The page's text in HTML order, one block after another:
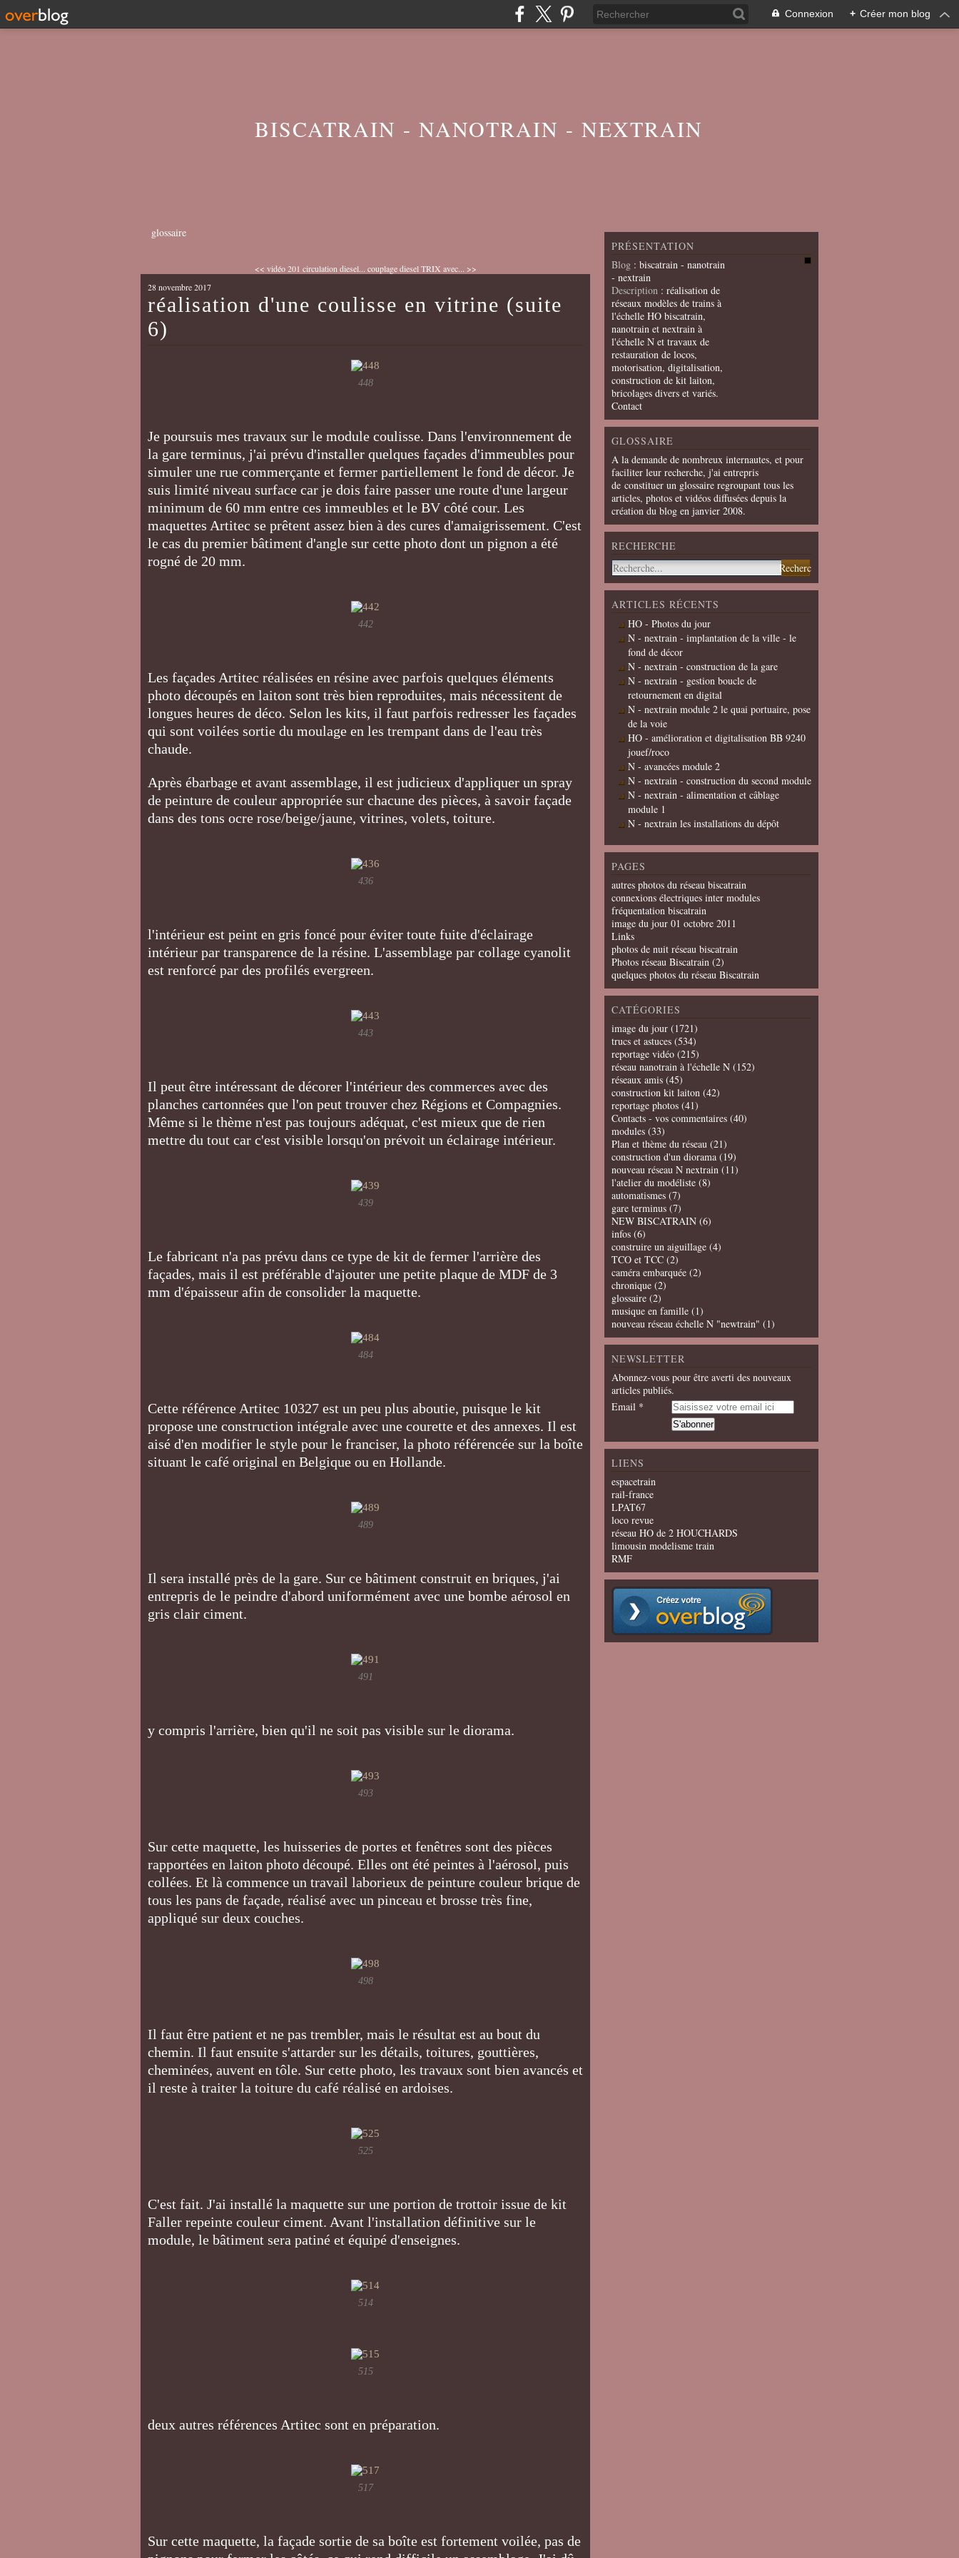
Connexion + Créer mon blog
BISCATRAIN - NANOTRAIN - NEXTRAIN
glossaire
<< vidéo 201 circulation diesel... couplage diesel TRIX avec... >>
28 novembre 2017
réalisation d'une coulisse en vitrine (suite
6)
448
Je poursuis mes travaux sur le module coulisse. Dans l'environnement de
la gare terminus, j'ai prévu d'installer quelques façades d'immeubles pour
simuler une rue commerçante et fermer partiellement le fond de décor. Je
suis limité niveau surface car je dois faire passer une route d'une largeur
minimum de 60 mm entre ces immeubles et le BV côté cour. Les
maquettes Artitec se prêtent assez bien à des cures d'amaigrissement. C'est
le cas du premier bâtiment d'angle sur cette photo dont un pignon a été
rogné de 20 mm.
442
Les façades Artitec réalisées en résine avec parfois quelques éléments
photo découpés en laiton sont très bien reproduites, mais nécessitent de
longues heures de déco. Selon les kits, il faut parfois redresser les façades
qui sont voilées sortie du moulage en les trempant dans de l'eau très
chaude.
Après ébarbage et avant assemblage, il est judicieux d'appliquer un spray
de peinture de couleur appropriée sur chacune des pièces, à savoir façade
dans des tons ocre rose/beige/jaune, vitrines, volets, toiture.
436
l'intérieur est peint en gris foncé pour éviter toute fuite d'éclairage
intérieur par transparence de la résine. L'assemblage par collage cyanolit
est renforcé par des profilés evergreen.
443
Il peut être intéressant de décorer l'intérieur des commerces avec des
planches cartonnées que l'on peut trouver chez Régions et Compagnies.
Même si le thème n'est pas toujours adéquat, c'est mieux que de rien
mettre du tout car c'est visible lorsqu'on prévoit un éclairage intérieur.
439
Le fabricant n'a pas prévu dans ce type de kit de fermer l'arrière des
façades, mais il est préférable d'ajouter une petite plaque de MDF de 3
mm d'épaisseur afin de consolider la maquette.
484
Cette référence Artitec 10327 est un peu plus aboutie, puisque le kit
propose une construction intégrale avec une courette et des annexes. Il est
aisé d'en modifier le style pour le franciser, la photo référencée sur la boîte
situant le café original en Belgique ou en Hollande.
489
Il sera installé près de la gare. Sur ce bâtiment construit en briques, j'ai
entrepris de le peindre d'abord uniformément avec une bombe aérosol en
gris clair ciment.
491
y compris l'arrière, bien qu'il ne soit pas visible sur le diorama.
493
Sur cette maquette, les huisseries de portes et fenêtres sont des pièces
rapportées en laiton photo découpé. Elles ont été peintes à l'aérosol, puis
collées. Et là commence un travail laborieux de peinture couleur brique de
tous les pans de façade, réalisé avec un pinceau et brosse très fine,
appliqué sur deux couches.
498
Il faut être patient et ne pas trembler, mais le résultat est au bout du
chemin. Il faut ensuite s'attarder sur les détails, toitures, gouttières,
cheminées, auvent en tôle. Sur cette photo, les travaux sont bien avancés et
il reste à traiter la toiture du café réalisé en ardoises.
525
C'est fait. J'ai installé la maquette sur une portion de trottoir issue de kit
Faller repeinte couleur ciment. Avant l'installation définitive sur le
module, le bâtiment sera patiné et équipé d'enseignes.
514
515
deux autres références Artitec sont en préparation.
517
Sur cette maquette, la façade sortie de sa boîte est fortement voilée, pas de
PRÉSENTATION
Blog : biscatrain - nanotrain
- nextrain
Description : réalisation de
réseaux modèles de trains à
l'échelle HO biscatrain,
nanotrain et nextrain à
l'échelle N et travaux de
restauration de locos,
motorisation, digitalisation,
construction de kit laiton,
bricolages divers et variés.
Contact
GLOSSAIRE
A la demande de nombreux internautes, et pour
faciliter leur recherche, j'ai entrepris
de constituer un glossaire regroupant tous les
articles, photos et vidéos diffusées depuis la
création du blog en janvier 2008.
RECHERCHE
ARTICLES RÉCENTS
HO - Photos du jour
N - nextrain - implantation de la ville - le
fond de décor
N - nextrain - construction de la gare
N - nextrain - gestion boucle de
retournement en digital
N - nextrain module 2 le quai portuaire, pose
de la voie
HO - amélioration et digitalisation BB 9240
jouef/roco
N - avancées module 2
N - nextrain - construction du second module
N - nextrain - alimentation et câblage
module 1
N - nextrain les installations du dépôt
PAGES
autres photos du réseau biscatrain
connexions électriques inter modules
fréquentation biscatrain
image du jour 01 octobre 2011
Links
photos de nuit réseau biscatrain
Photos réseau Biscatrain (2)
quelques photos du réseau Biscatrain
CATÉGORIES
image du jour (1721)
trucs et astuces (534)
reportage vidéo (215)
réseau nanotrain à l'échelle N (152)
réseaux amis (45)
construction kit laiton (42)
reportage photos (41)
Contacts - vos commentaires (40)
modules (33)
Plan et thème du réseau (21)
construction d'un diorama (19)
nouveau réseau N nextrain (11)
l'atelier du modéliste (8)
automatismes (7)
gare terminus (7)
NEW BISCATRAIN (6)
infos (6)
construire un aiguillage (4)
TCO et TCC (2)
caméra embarquée (2)
chronique (2)
glossaire (2)
musique en famille (1)
nouveau réseau échelle N "newtrain" (1)
NEWSLETTER
Abonnez-vous pour être averti des nouveaux
articles publiés.
Email
LIENS
espacetrain
rail-france
LPAT67
loco revue
réseau HO de 2 HOUCHARDS
limousin modelisme train
RMF